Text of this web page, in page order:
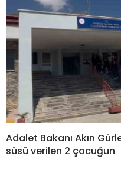
Adalet Bakanı Akın
süsü verilen 2 çocuğun